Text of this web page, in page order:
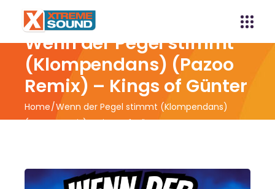
Wenn der Pegel stimmt
(Klompendans) (Pazoo
Remix) – Kings of Günter
Home Wenn der Pegel stimmt (Klompendans)
(Pazoo Remix) – Kings of Günter